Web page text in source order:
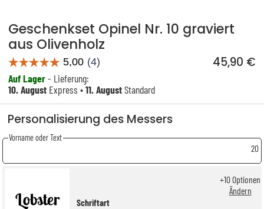
Geschenkset Opinel Nr. 10 graviert
aus Olivenholz
45,90 €
Auf Lager- Lieferung:
10. August Express •11. AugustStandard
Personalisierung des Messers
Vorname oder Text
20
Schriftart
+10Optionen
Ändern